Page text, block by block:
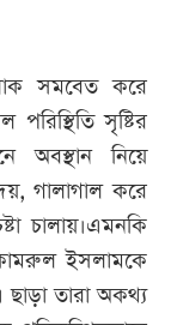
সমবেত করে
সৃষ্টির
অবস্থান নিয়ে
গালাগাল করে
চালায়।এমনকি
ইসলামকে
তারা অকথ্য